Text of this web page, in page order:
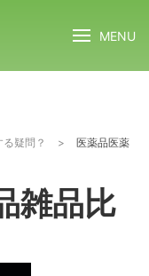
MENU
疑問？ >
医薬品医薬
雑品比